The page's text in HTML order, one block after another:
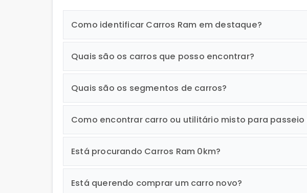
Como identificar Carros Ram em destaque?
Quais são os carros que posso encontrar?
Quais são os segmentos de carros?
Como encontrar carro ou utilitário misto para passeio
Está procurando Carros Ram 0km?
Está querendo comprar um carro novo?